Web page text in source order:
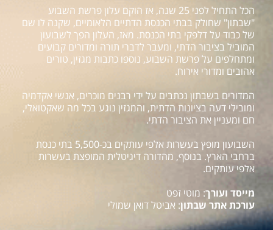
הכל התחיל לפני 25 שנה, אז הוקם עלון פרשת השבוע
"שבתון" שחולק בבתי הכנסת הדתיים הלאומיים, שקנה לו שם
של כבוד על דלפקי בתי הכנסת. מאז, העלון הפך לשבועון
המוביל בציבור הדתי, ומעבר לדברי תורה ומדורים קבועים
ומתחלפים על פרשת השבוע, נוספו כתבות מגזין, טורים
אהובים ומדורי אירוח.
המדורים בשבתון נכתבים על ידי רבנים מוכרים, אנשי אקדמיה
ומובילי דעה בציונות הדתית, והמגזין נוגע בכל מה שאקטואלי,
חם ומעניין את הציבור הדתי.
השבועון מופץ בעשרות אלפי עותקים בכ-5,500 בתי כנסת
ברחבי הארץ. בנוסף, מהדורה דיגיטלית המופצת בעשרות
אלפי עותקים.
מייסד ועורך: מוטי זפט
עורכת אתר שבתון: אביטל דואן שמולי